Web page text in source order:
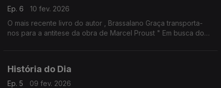
Ep. 6
10 fev. 2026
O mais recente livro do autor , Brassalano Graça transporta-
nos para a antitese da obra de Marcel Proust " Em busca do
História do Dia
Ep. 5
09 fev. 2026